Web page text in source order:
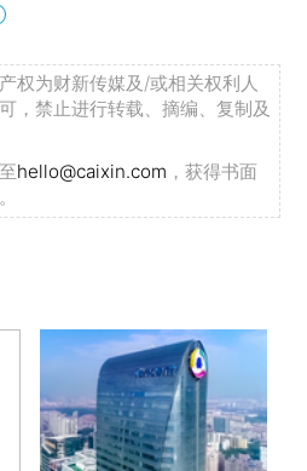
权为财新传媒及/或相关权利人
，禁止进行转载、摘编、复制及
hello@caixin.com ，获得书面